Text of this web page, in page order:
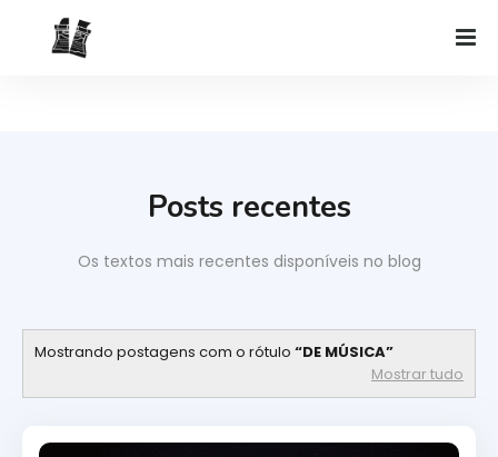
Posts recentes
Os textos mais recentes disponíveis no blog
Mostrando postagens com o rótulo
DE MÚSICA
Mostrar tudo